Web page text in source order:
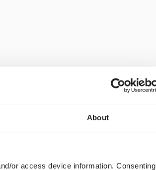
About
or access device information. Consenting